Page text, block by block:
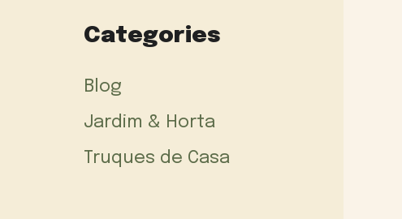
Categories
Blog
Jardim & Horta
Truques de Casa